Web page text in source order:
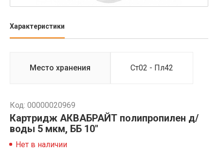
Характеристики
Место хранения Ст02 - Пл42
Код: 00000020969
Картридж АКВАБРАЙТ полипропилен д/
воды 5 мкм, ББ 10"
Нет в наличии